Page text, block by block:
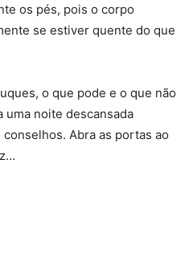
os pés, pois o corpo
se estiver quente do que
o que pode e o que não
noite descansada
Abra as portas ao